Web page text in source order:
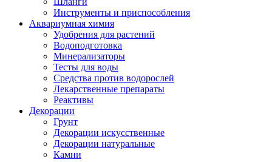
Инструменты и приспособления
Аквариумная химия
Удобрения для растений
Водоподготовка
Минерализаторы
Тесты для воды
Средства против водорослей
Лекарственные препараты
Реактивы
Декорации
Грунт
Декорации искусственные
Декорации натуральные
Камни